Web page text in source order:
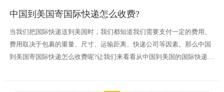
中国到美国寄国际快递怎么收费?
当我们把国际快递送到美国时，我们都知道我们需要支付一定的费用。
费用取决于包裹的重量、尺寸、运输距离、快递公司等因素。那么中国
到美国寄国际快递怎么收费呢?让我们来看看从中国到美国的国际快递的